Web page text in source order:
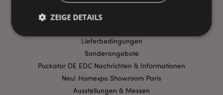
WICHTIGE INFORMATION
Lieferbedingungen
Sonderangebote
Puckator DE EDC Nachrichten & Informationen
Neu! Homexpo Showroom Paris
Ausstellungen & Messen
ZEIGE DETAILS
Unbedingt notwendige
Leistungs
Ausrichten
Funktions
Streng-notwendige-Cookies ermöglichen